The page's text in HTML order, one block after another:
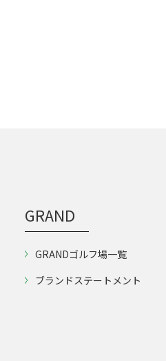
GRAND
GRANDゴルフ場一覧
ブランドステートメント